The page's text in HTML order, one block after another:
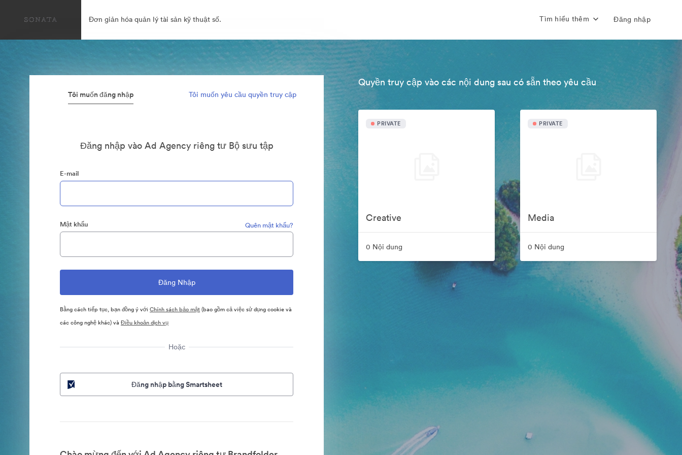
Đơn giản hóa quản lý tài sản kỹ thuật số. Tìm hiểu thêm Đăng nhập
Tôi muốn đăng nhập Tôi muốn yêu cầu quyền truy cập
Đăng nhập vào Ad Agency riêng tư Bộ sưu tập
E-mail
Mật khẩu Quên mật khẩu?
Bằng cách tiếp tục, bạn đồng ý vớiChính sách bảo mật(bao gồm cả việc sử dụng cookie và
các công nghệ khác) vàĐiều khoản dịch vụ
Hoặc
Đăng nhập bằng Smartsheet
Quyền truy cập vào các nội dung sau có sẵn theo yêu cầu
PRIVATE
Creative
0 Nội dung
PRIVATE
Media
0 Nội dung